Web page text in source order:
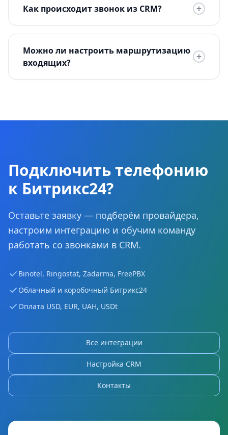
Как происходит звонок из CRM?
Можно ли настроить маршрутизацию
входящих?
Подключить телефонию
к Битрикс24?
Оставьте заявку — подберём провайдера,
настроим интеграцию и обучим команду
работать со звонками в CRM.
Binotel, Ringostat, Zadarma, FreePBX
Облачный и коробочный Битрикс24
Оплата USD, EUR, UAH, USDt
Все интеграции
Настройка CRM
Контакты